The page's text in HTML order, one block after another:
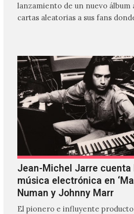
lanzamiento de un nuevo álbum
cartas aleatorias a sus fans
Jean-Michel Jarre cuenta
música electrónica en
Numan y Johnny Marr
El pionero e influyente